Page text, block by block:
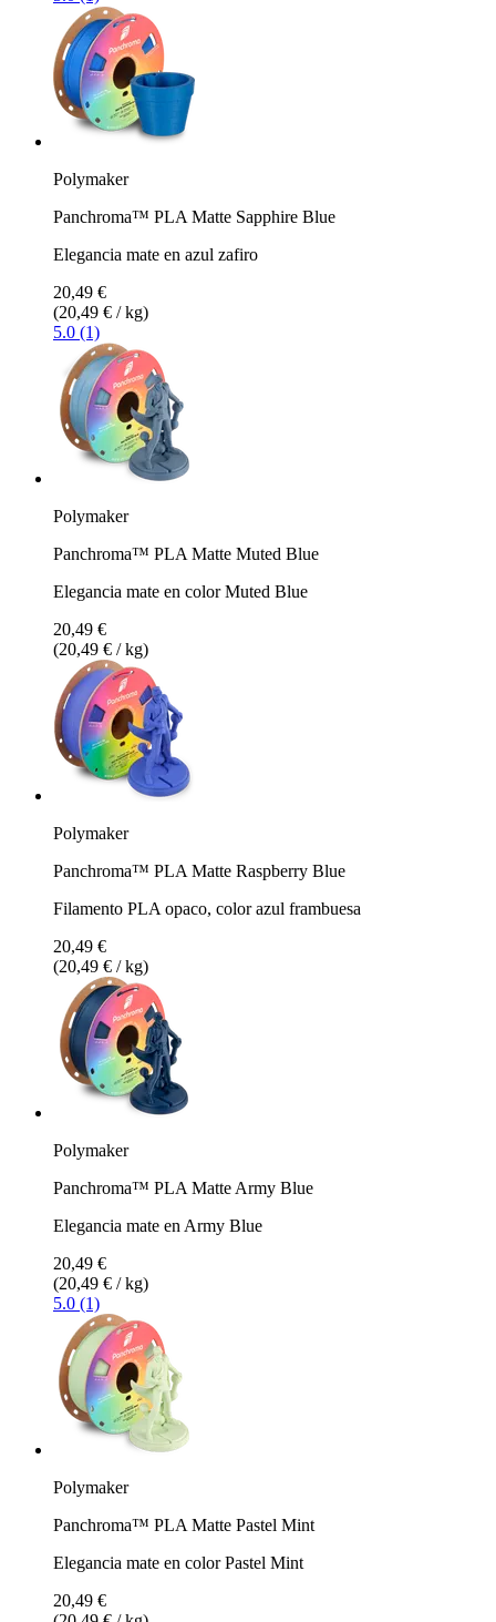
Polymaker
Panchroma™ PLA Matte Sapphire Blue
Elegancia mate en azul zafiro
20,49 €
(20,49 € / kg)
5.0 (1)
Polymaker
Panchroma™ PLA Matte Muted Blue
Elegancia mate en color Muted Blue
20,49 €
(20,49 € / kg)
Polymaker
Panchroma™ PLA Matte Raspberry Blue
Filamento PLA opaco, color azul frambuesa
20,49 €
(20,49 € / kg)
Polymaker
Panchroma™ PLA Matte Army Blue
Elegancia mate en Army Blue
20,49 €
(20,49 € / kg)
5.0 (1)
Polymaker
Panchroma™ PLA Matte Pastel Mint
Elegancia mate en color Pastel Mint
20,49 €